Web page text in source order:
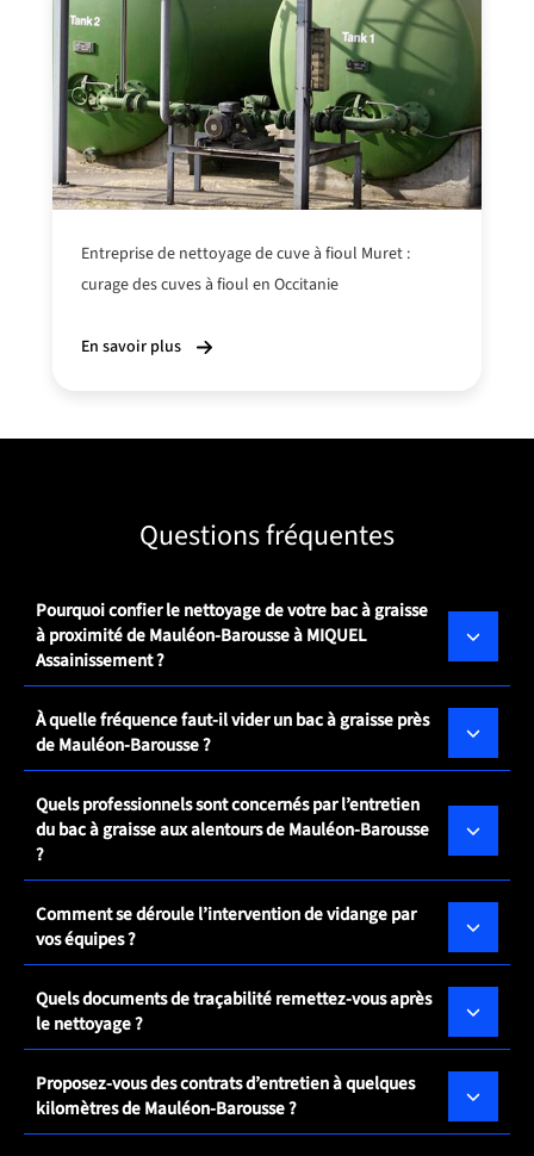
Entreprise de nettoyage de cuve à fioul Muret :
curage des cuves à fioul en Occitanie
En savoir plus
Questions fréquentes
Pourquoi confier le nettoyage de votre bac à graisse
à proximité de Mauléon-Barousse à MIQUEL
Assainissement ?
À quelle fréquence faut-il vider un bac à graisse près
de Mauléon-Barousse ?
Quels professionnels sont concernés par l’entretien
du bac à graisse aux alentours de Mauléon-Barousse
?
Comment se déroule l’intervention de vidange par
vos équipes ?
Quels documents de traçabilité remettez-vous après
le nettoyage ?
Proposez-vous des contrats d’entretien à quelques
kilomètres de Mauléon-Barousse ?